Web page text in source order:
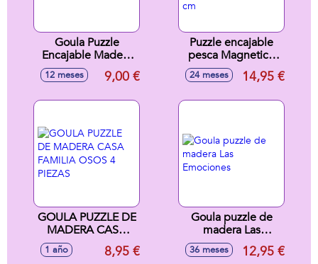
Goula Puzzle
Encajable Madera
Gato 4 Piezas
12 meses 9,00 €
Puzzle encajable
pesca Magnetico
de madera Goula
11 Piezas
24 meses 14,95 €
GOULA PUZZLE DE
MADERA CASA
FAMILIA OSOS 4
PIEZAS
1 año 8,95 €
Goula puzzle de
madera Las
Emociones
36 meses 12,95 €